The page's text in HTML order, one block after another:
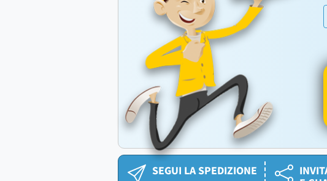
SEGUI LA SPEDIZIONE